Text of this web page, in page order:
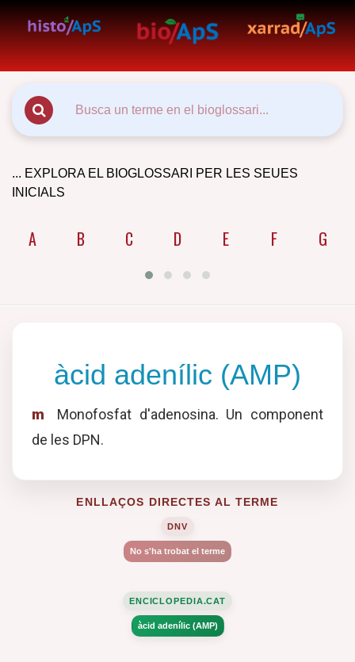
... EXPLORA EL BIOGLOSSARI PER LES SEUES
INICIALS
A B C D E F G
àcid adenílic (AMP)
m
Monofosfat d'adenosina. Un component
de les DPN.
ENLLAÇOS DIRECTES AL TERME
DNV
No s'ha trobat el terme
ENCICLOPEDIA.CAT
àcid adenílic (AMP)